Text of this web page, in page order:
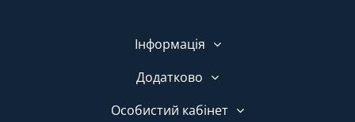
Інформація
Додатково
Особистий кабінет